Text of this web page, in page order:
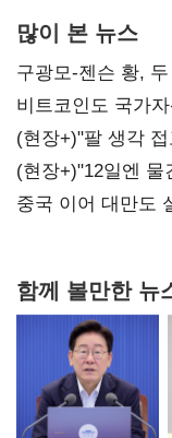
많이 본 뉴스
구광모-젠슨 황,
비트코인도 국가
숙제
(현장+)"팔 생각
20억 키맞추기
(현장+)"12일엔
연 홈플러스
중국 이어 대만도
함께 볼만한 뉴